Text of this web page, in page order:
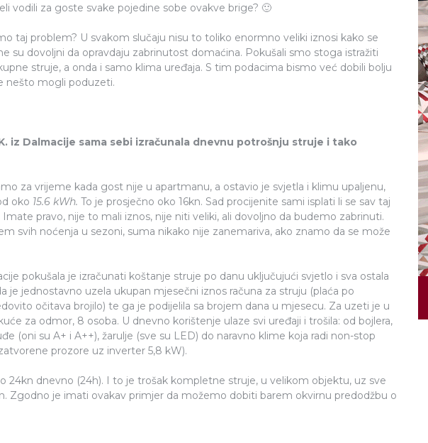
vodili za goste svake pojedine sobe ovakve brige? 🙂
taj problem? U svakom slučaju nisu to toliko enormno veliki iznosi kako se
su dovoljni da opravdaju zabrinutost domaćina. Pokušali smo stoga istražiti
struje, a onda i samo klima uređaja. S tim podacima bismo već dobili bolju
nešto mogli poduzeti.
iz Dalmacije sama sebi izračunala dnevnu potrošnju struje i tako
za vrijeme kada gost nije u apartmanu, a ostavio je svjetla i klimu upaljenu,
oko 15.6 kWh. To je prosječno oko 16kn. Sad procijenite sami isplati li se sav taj
pravo, nije to mali iznos, nije niti veliki, ali dovoljno da budemo zabrinuti.
svih noćenja u sezoni, suma nikako nije zanemariva, ako znamo da se može
pokušala je izračunati koštanje struje po danu uključujući svjetlo i sva ostala
je jednostavno uzela ukupan mjesečni iznos računa za struju (plaća po
očitava brojilo) te ga je podijelila sa brojem dana u mjesecu. Za uzeti je u
za odmor, 8 osoba. U dnevno korištenje ulaze svi uređaji i trošila: od bojlera,
(oni su A+ i A++), žarulje (sve su LED) do naravno klime koja radi non-stop
prozore uz inverter 5,8 kW).
24kn dnevno (24h). I to je trošak kompletne struje, u velikom objektu, uz sve
Zgodno je imati ovakav primjer da možemo dobiti barem okvirnu predodžbu o